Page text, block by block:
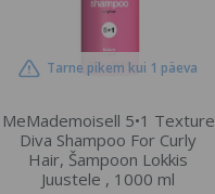
Tarne pikem kui 1 päeva
MeMademoisell 5•1 Texture
Diva Shampoo For Curly
Hair, Šampoon Lokkis
Juustele , 1000 ml